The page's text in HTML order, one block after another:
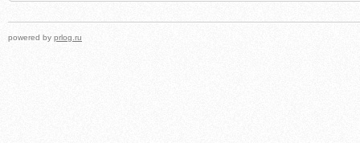
powered by prlog.ru